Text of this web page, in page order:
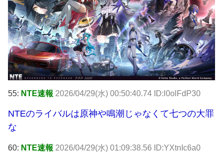
55: NTE速報 2026/04/29(水) 00:50:40.74 ID:l0olFdP30
NTEのライバルは原神や鳴潮じゃなくて七つの大罪
な
60: NTE速報 2026/04/29(水) 01:09:38.56 ID:YXtnIc6a0